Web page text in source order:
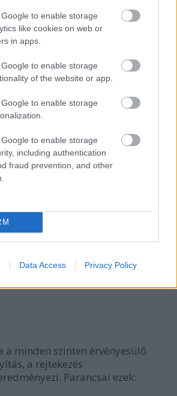
to enable storage
like cookies on web or
in apps.
to enable storage
of the website or app.
to enable storage
to enable storage
including authentication
fraud prevention, and other
Data Access Privacy Policy
évek elején írta darabját. Az
kádárizmus
volt kemény, amivel minden
a
komédia. Torokszorító: ami
cselekménye?
minden szinten érvényesülő
a rejtekezés
Parancsai ezek: